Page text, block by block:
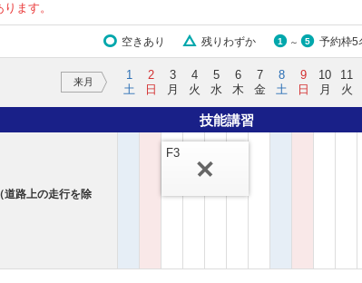
ます。
空きあり 残りわずか 1 ～ 5 予約枠5
来月
1
土
2
日
3
月
4
火
5
水
6
木
7
金
8
土
9
日
10
月
11
火
技能講習
道路上の走行を除
F3